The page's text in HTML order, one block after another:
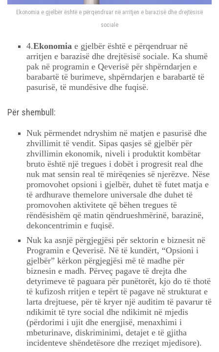
Ekonomia e gjelbër është e përqendruar në arritjen e barazisë dhe drejtësisë
sociale
4.Ekonomiae gjelbër është e përqendruar në
arritjen e barazisë dhe drejtësisë sociale. Ka shumë
pak në programin e Qeverisë për shpërndarjen e
barabartë të burimeve, shpërndarjen e barabartë të
pasurisë, të mundësive dhe fuqisë.
Për shembull:
Nuk përmendet ndryshim në matjen e pasurisë dhe
zhvillimit të vendit. Sipas qasjes së gjelbër për
zhvillimin ekonomik, niveli i produktit kombëtar
bruto është një tregues i dobët i progresit real dhe
nuk mat sensin real të mirëqenies së njerëzve. Nëse
promovohet opsioni i gjelbër, duhet të futet matja e
të ardhurave themelore universale dhe duhet të
promovohen aktivitete që bëhen tregues të
rëndësishëm që matin qëndrueshmërinë, barazinë,
dekoncentrimin e fuqisë.
Nuk ka asnjë përgjegjësi për sektorin e biznesit në
Programin e Qeverisë. Në të kundërt, “Opsioni i
gjelbër” kërkon përgjegjësi më të madhe për
biznesin e madh. Përveç pagave të drejta dhe
detyrimeve të paguara për punëtorët, kjo do të thotë
të kufizosh rritjen e tepërt të pagave në strukturat e
larta drejtuese, për të kryer një auditim të pavarur të
ndikimit të tyre social dhe ndikimit në mjedis
(përdorimi i ujit dhe energjisë, menaxhimi i
mbeturinave, diskriminimi, detajet e të gjitha
incidenteve shëndetësore dhe rreziqet mjedisore).